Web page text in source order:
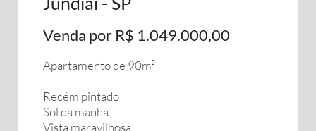
Venda por R$ 1.049.000,00
Apartamento de 90m²
Recém pintado
Sol da manhã
Vista maravilhosa